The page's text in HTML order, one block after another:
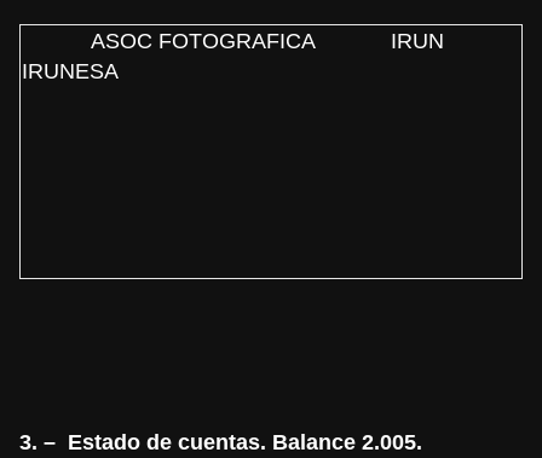
ASOC FOTOGRAFICA
IRUNESA
IRUN
3. – Estado de cuentas. Balance 2.005.